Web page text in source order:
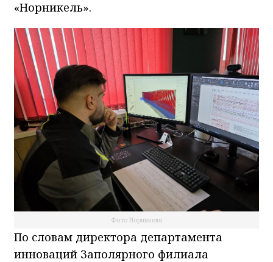
«Норникель».
Фото Норникеля
По словам директора департамента
инноваций Заполярного филиала